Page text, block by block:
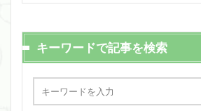
キーワードで記事を検索